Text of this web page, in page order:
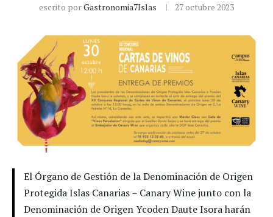
escrito porGastronomia7Islas 27 octubre 2023
El Órgano de Gestión de la Denominación de Origen
Protegida Islas Canarias – Canary Wine junto con la
Denominación de Origen Ycoden Daute Isora harán